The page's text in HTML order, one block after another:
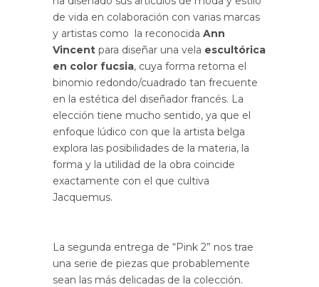
de vida en colaboración con varias marcas
y artistas como la reconocida Ann
Vincent para diseñar una vela escultórica
en color fucsia, cuya forma retoma el
binomio redondo/cuadrado tan frecuente
en la estética del diseñador francés. La
elección tiene mucho sentido, ya que el
enfoque lúdico con que la artista belga
explora las posibilidades de la materia, la
forma y la utilidad de la obra coincide
exactamente con el que cultiva
Jacquemus.
La segunda entrega de “Pink 2” nos trae
una serie de piezas que probablemente
sean las más delicadas de la colección.